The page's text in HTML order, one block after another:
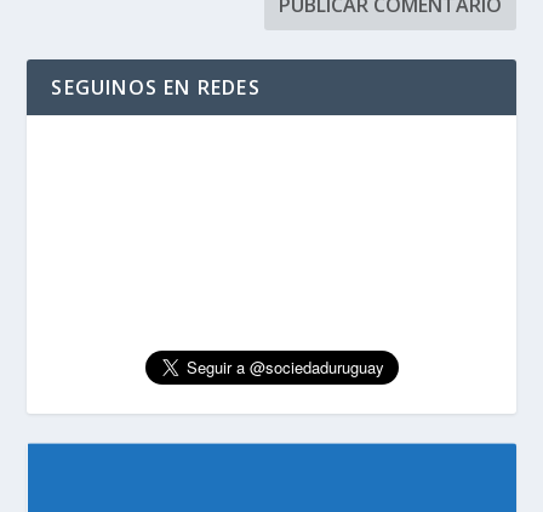
SEGUINOS EN REDES